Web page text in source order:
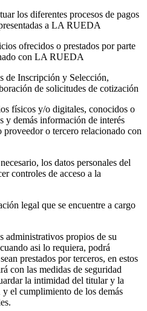
los diferentes procesos de pagos
a LA RUEDA
ofrecidos o prestados por parte
con LA RUEDA
de Inscripción y Selección,
de solicitudes de cotización
físicos y/o digitales, conocidos o
y demás información de interés
proveedor o tercero relacionado con
los datos personales del
controles de acceso a la
legal que se encuentre a cargo
administrativos propios de su
asi lo requiera, podrá
prestados por terceros, en estos
con las medidas de seguridad
la intimidad del titular y la
el cumplimiento de los demás